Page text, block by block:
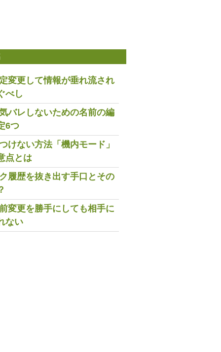
変更して情報が垂れ流され
べし
バレしないための名前の編
6つ
けない方法「機内モード」
点とは
履歴を抜き出す手口とその
変更を勝手にしても相手に
ない